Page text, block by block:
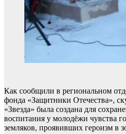
Как сообщили в региональном
фонда «Защитники Отечества»,
«Звезда» была создана для
воспитания у молодёжи чувства
земляков, проявивших героизм в